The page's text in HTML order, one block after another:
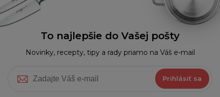
To najlepšie do Vašej pošty
Novinky, recepty, tipy a rady priamo na Váš e-mail
Prihlásiť sa